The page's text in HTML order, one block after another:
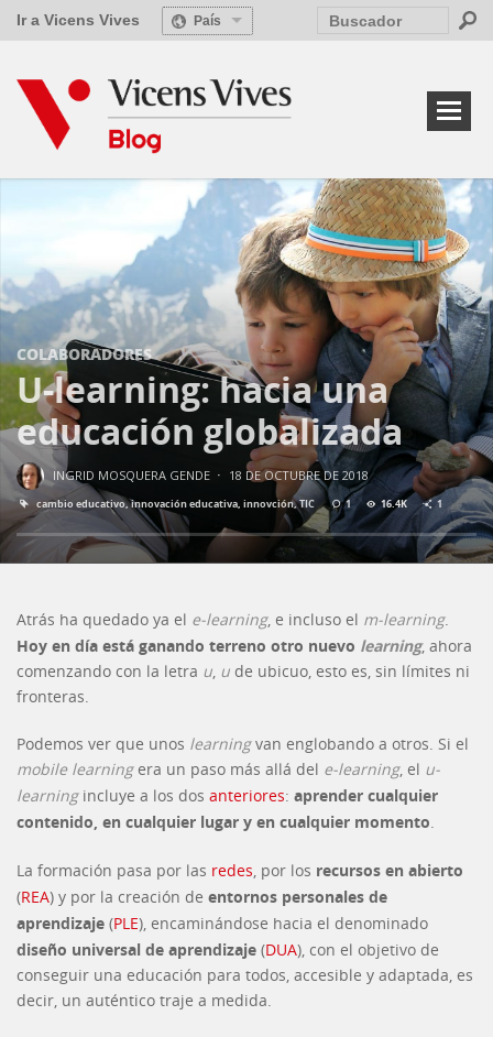
Ir a Vicens Vives País
COLABORADORES
U-learning: hacia una
educación globalizada
INGRID MOSQUERA GENDE · 18 DE OCTUBRE DE 2018
cambio educativo,innovación educativa,innovción,TIC 1 16.4K 1
Atrás ha quedado ya el e-learning, e incluso el m-learning.
Hoy en día está ganando terreno otro nuevo learning, ahora
comenzando con la letra u, u de ubicuo, esto es, sin límites ni
fronteras.
Podemos ver que unos learningvan englobando a otros. Si el
mobile learning era un paso más allá del e-learning, el u-
learningincluye a los dos anteriores: aprender cualquier
contenido, en cualquier lugar y en cualquier momento.
La formación pasa por las redes, por los recursos en abierto
(REA) y por la creación de entornos personales de
aprendizaje (PLE), encaminándose hacia el denominado
diseño universal de aprendizaje (DUA), con el objetivo de
conseguir una educación para todos, accesible y adaptada, es
decir, un auténtico traje a medida.